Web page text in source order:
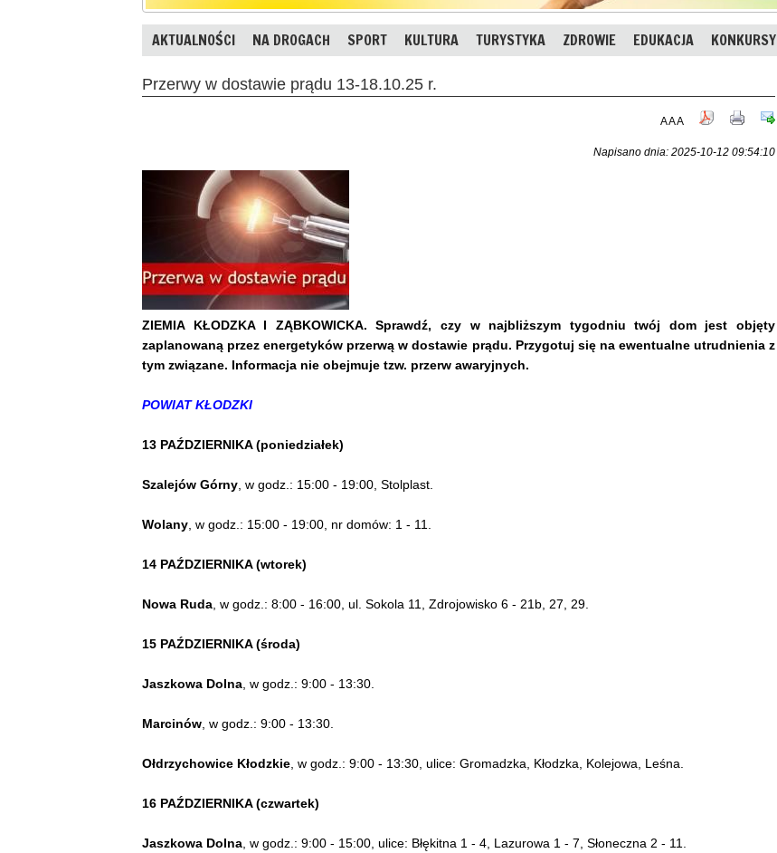
AKTUALNOŚCI NA DROGACH SPORT KULTURA TURYSTYKA ZDROWIE EDUKACJA KONKURSY
Przerwy w dostawie prądu 13-18.10.25 r.
AAA
Napisano dnia: 2025-10-12 09:54:10
ZIEMIA KŁODZKA I ZĄBKOWICKA. Sprawdź, czy w najbliższym tygodniu twój dom jest objęty
zaplanowaną przez energetyków przerwą w dostawie prądu. Przygotuj się na ewentualne utrudnienia z
tym związane. Informacja nie obejmuje tzw. przerw awaryjnych.
POWIAT KŁODZKI
13 PAŹDZIERNIKA (poniedziałek)
Szalejów Górny , w godz.: 15:00 - 19:00, Stolplast.
Wolany , w godz.: 15:00 - 19:00, nr domów: 1 - 11.
14 PAŹDZIERNIKA (wtorek)
Nowa Ruda , w godz.: 8:00 - 16:00, ul. Sokola 11, Zdrojowisko 6 - 21b, 27, 29.
15 PAŹDZIERNIKA (środa)
Jaszkowa Dolna , w godz.: 9:00 - 13:30.
Marcinów , w godz.: 9:00 - 13:30.
Ołdrzychowice Kłodzkie , w godz.: 9:00 - 13:30, ulice: Gromadzka, Kłodzka, Kolejowa, Leśna.
16 PAŹDZIERNIKA (czwartek)
Jaszkowa Dolna , w godz.: 9:00 - 15:00, ulice: Błękitna 1 - 4, Lazurowa 1 - 7, Słoneczna 2 - 11.